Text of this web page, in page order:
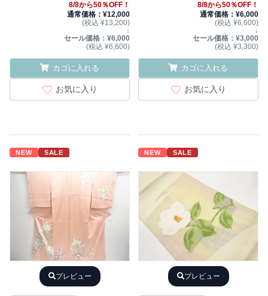
8/8から50％OFF！
通常価格：¥12,000
(税込 ¥13,200)
↓
セール価格：¥6,000
(税込 ¥6,600)
カゴに入れる
お気に入り
8/8から50％OFF！
通常価格：¥6,000
(税込 ¥6,600)
↓
セール価格：¥3,000
(税込 ¥3,300)
カゴに入れる
お気に入り
NEW SALE
プレビュー
NEW SALE
プレビュー